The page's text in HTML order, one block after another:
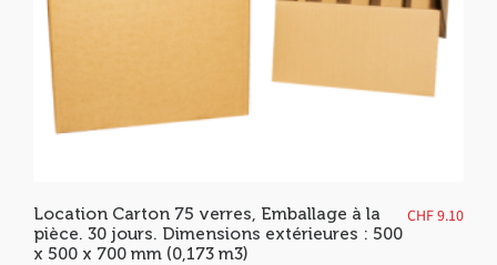
Location Carton 75 verres, Emballage à la
pièce. 30 jours. Dimensions extérieures : 500
x 500 x 700 mm (0,173 m3)
CHF9.10